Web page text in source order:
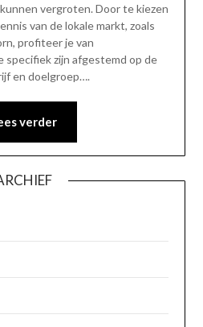
vergroten. Door te kiezen
van de lokale markt, zoals
profiteer je van
specifiek zijn afgestemd op de
en doelgroep….
verder